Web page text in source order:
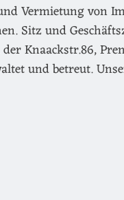
Vermietung von
Sitz und
Knaackstr.86,
und betreut.